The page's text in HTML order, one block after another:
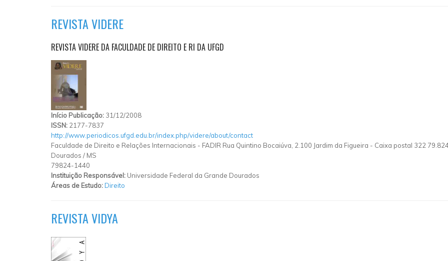
REVISTA VIDERE
REVISTA VIDERE DA FACULDADE DE DIREITO E RI DA UFGD
Início Publicação: 31/12/2008
ISSN: 2177-7837
http://www.periodicos.ufgd.edu.br/index.php/videre/about/contact
Faculdade de Direito e Relações Internacionais - FADIR Rua Quintino Bocaiúva, 2.100 Jardim da Figueira - Caixa postal 322
Dourados / MS
79824-1440
Instituição Responsável: Universidade Federal da Grande Dourados
Áreas de Estudo:Direito
REVISTA VIDYA